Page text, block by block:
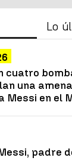
Lo
cuatro
una
Messi en el
padre